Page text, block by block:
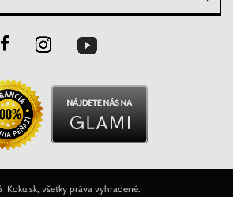
Koku.sk, všetky práva vyhradené.